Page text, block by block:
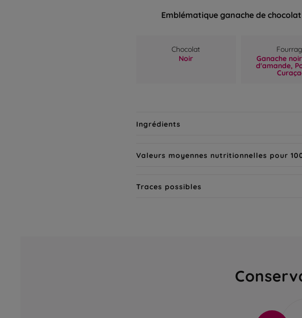
Emblématique ganache de
Chocolat
Noir Ganache
d'amande,
Ingrédients
Valeurs moyennes nutritionnelles pour
Traces possibles